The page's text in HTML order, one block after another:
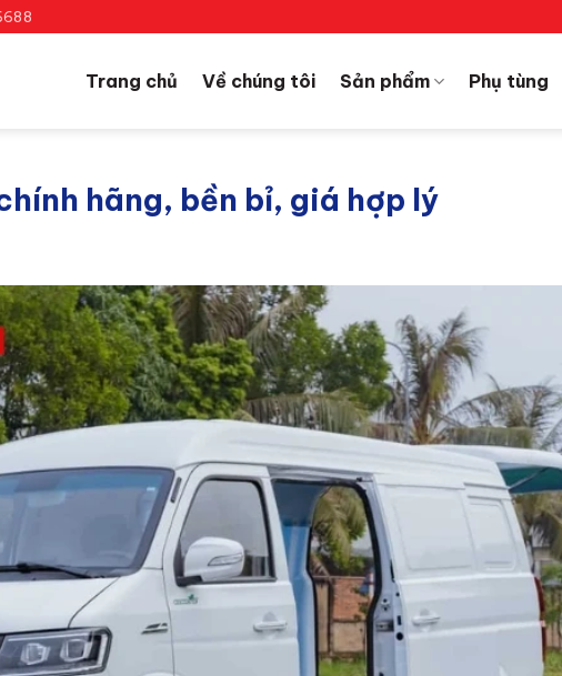
Trang chủ Về chúng tôi Sản phẩm Phụ tùng
hãng, bền bỉ, giá hợp lý